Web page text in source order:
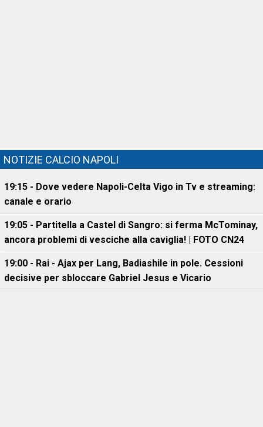
NOTIZIE CALCIO NAPOLI
19:15 - Dove vedere Napoli-Celta Vigo in Tv e streaming:
canale e orario
19:05 - Partitella a Castel di Sangro: si ferma McTominay,
ancora problemi di vesciche alla caviglia! | FOTO CN24
19:00 - Rai - Ajax per Lang, Badiashile in pole. Cessioni
decisive per sbloccare Gabriel Jesus e Vicario